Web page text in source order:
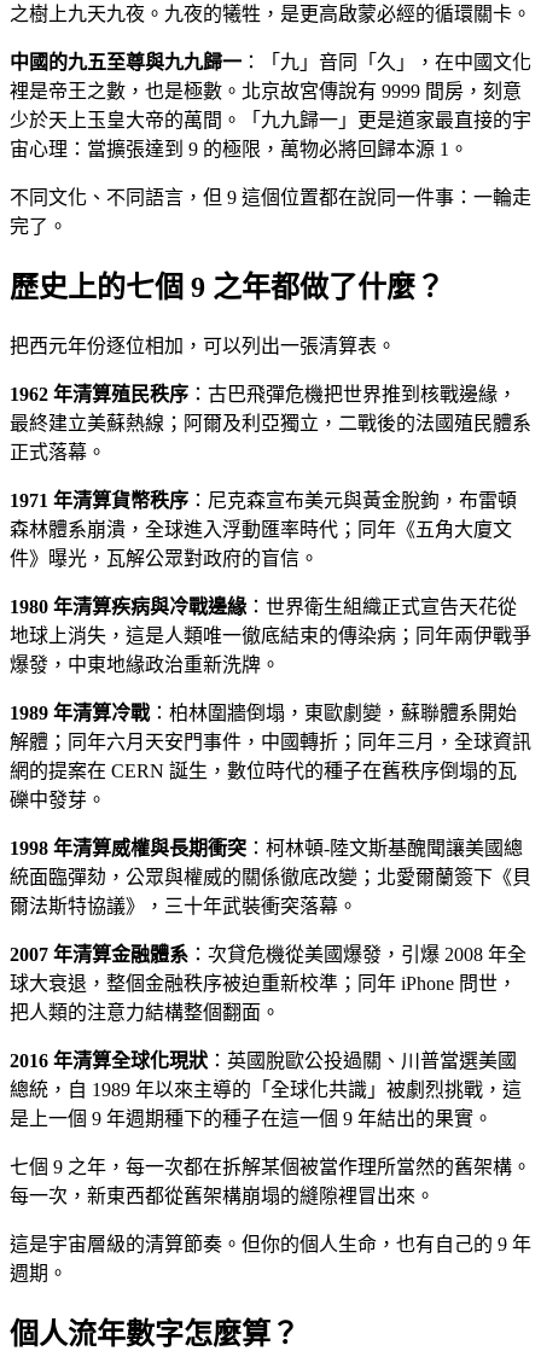
之樹上九天九夜。九夜的犧牲，是更高啟蒙必經的循環關卡。
中國的九五至尊與九九歸一 ：「九」音同「久」，在中國文化
裡是帝王之數，也是極數。北京故宮傳說有 9999 間房，刻意
少於天上玉皇大帝的萬間。「九九歸一」更是道家最直接的宇
宙心理：當擴張達到 9 的極限，萬物必將回歸本源 1。
不同文化、不同語言，但 9 這個位置都在說同一件事：一輪走
完了。
歷史上的七個 9 之年都做了什麼？
把西元年份逐位相加，可以列出一張清算表。
1962 年清算殖民秩序 ：古巴飛彈危機把世界推到核戰邊緣，
最終建立美蘇熱線；阿爾及利亞獨立，二戰後的法國殖民體系
正式落幕。
1971 年清算貨幣秩序 ：尼克森宣布美元與黃金脫鉤，布雷頓
森林體系崩潰，全球進入浮動匯率時代；同年《五角大廈文
件》曝光，瓦解公眾對政府的盲信。
1980 年清算疾病與冷戰邊緣：世界衛生組織正式宣告天花從
地球上消失，這是人類唯一徹底結束的傳染病；同年兩伊戰爭
爆發，中東地緣政治重新洗牌。
1989 年清算冷戰：柏林圍牆倒塌，東歐劇變，蘇聯體系開始
解體；同年六月天安門事件，中國轉折；同年三月，全球資訊
網的提案在 CERN 誕生，數位時代的種子在舊秩序倒塌的瓦
礫中發芽。
1998 年清算威權與長期衝突 ：柯林頓-陸文斯基醜聞讓美國總
統面臨彈劾，公眾與權威的關係徹底改變；北愛爾蘭簽下《貝
爾法斯特協議》，三十年武裝衝突落幕。
2007 年清算金融體系 ：次貸危機從美國爆發，引爆 2008 年全
球大衰退，整個金融秩序被迫重新校準；同年 iPhone 問世，
把人類的注意力結構整個翻面。
2016 年清算全球化現狀 ：英國脫歐公投過關、川普當選美國
總統，自 1989 年以來主導的「全球化共識」被劇烈挑戰，這
是上一個 9 年週期種下的種子在這一個 9 年結出的果實。
七個 9 之年，每一次都在拆解某個被當作理所當然的舊架構。
每一次，新東西都從舊架構崩塌的縫隙裡冒出來。
這是宇宙層級的清算節奏。但你的個人生命，也有自己的 9 年
週期。
個人流年數字怎麼算？